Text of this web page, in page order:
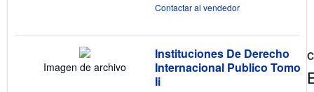
Contactar al vendedor
Imagen de archivo
Instituciones De Derecho
Internacional Publico Tomo
Ii